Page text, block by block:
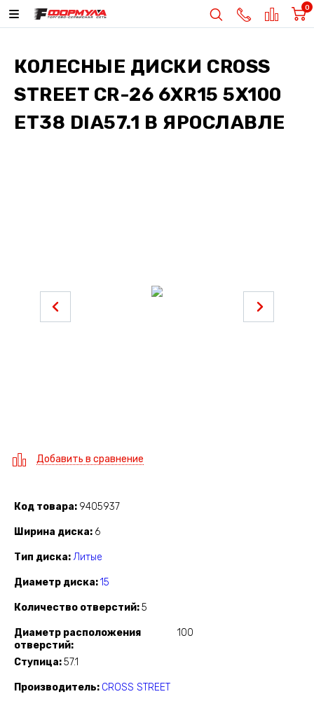
0
КОЛЕСНЫЕ ДИСКИ CROSS
STREET CR-26 6XR15 5X100
ET38 DIA57.1 В ЯРОСЛАВЛЕ
Добавить в сравнение
Код товара 9405937
Ширина диска 6
Тип диска Литые
Диаметр диска 15
Количество отверстий 5
Диаметр расположения
отверстий
100
Ступица 57.1
Производитель CROSS STREET